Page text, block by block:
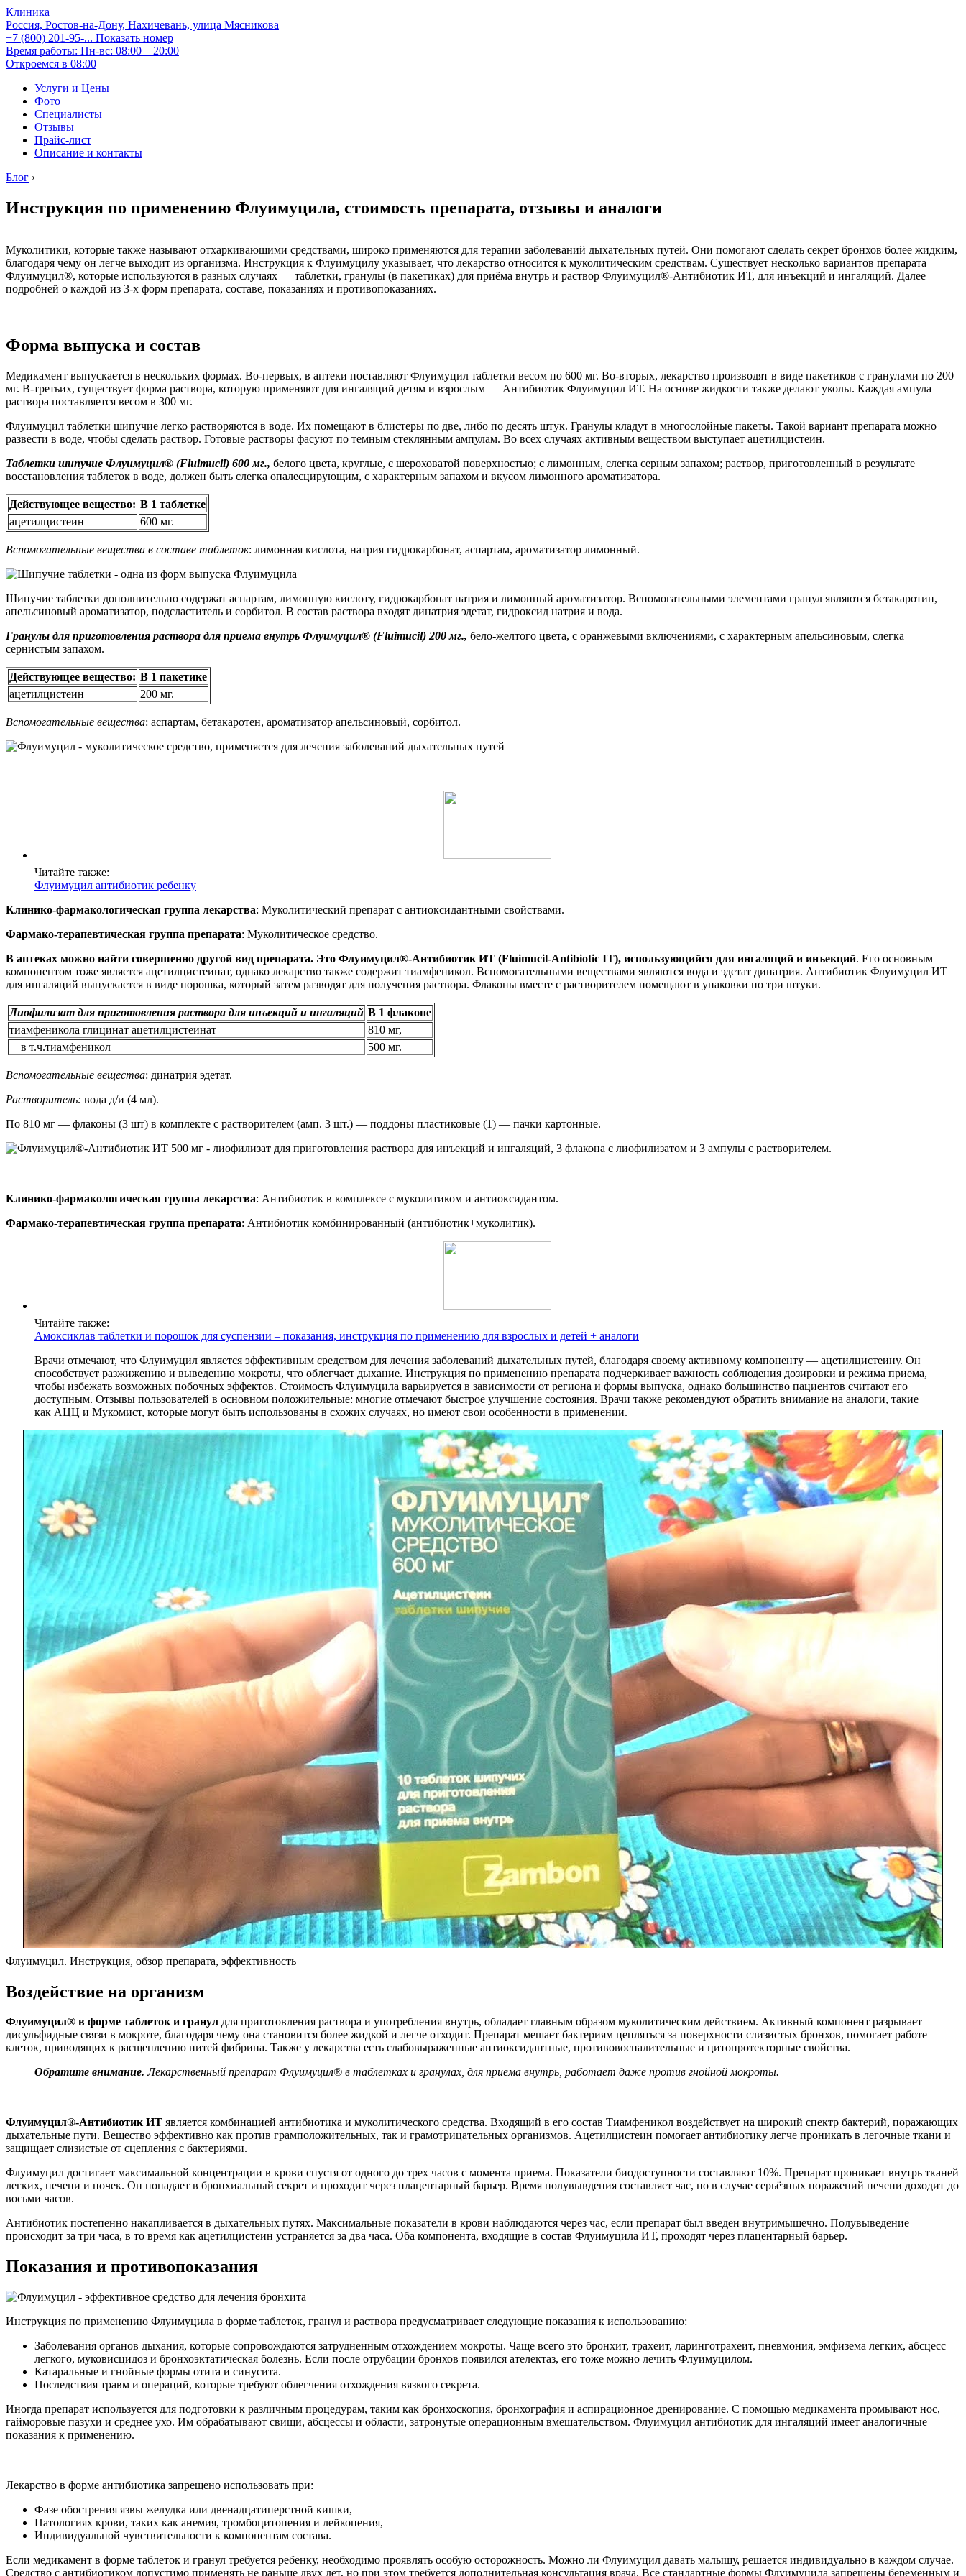
Клиника
Россия, Ростов-на-Дону, Нахичевань, улица Мясникова
+7 (800) 201-95-... Показать номер
Время работы: Пн-вс: 08:00—20:00
Откроемся в 08:00
Услуги и Цены
Фото
Специалисты
Отзывы
Прайс-лист
Описание и контакты
Блог ›
Инструкция по применению Флуимуцила, стоимость препарата, отзывы и аналоги
Муколитики, которые также называют отхаркивающими средствами, широко применяются для терапии заболеваний дыхательных путей. Они помогают сделать секрет бронхов более жидким,
благодаря чему он легче выходит из организма. Инструкция к Флуимуцилу указывает, что лекарство относится к муколитическим средствам. Существует несколько вариантов препарата
Флуимуцил®, которые используются в разных случаях — таблетки, гранулы (в пакетиках) для приёма внутрь и раствор Флуимуцил®-Антибиотик ИТ, для инъекций и ингаляций. Далее
подробней о каждой из 3-х форм препарата, составе, показаниях и противопоказаниях.
Форма выпуска и состав
Медикамент выпускается в нескольких формах. Во-первых, в аптеки поставляют Флуимуцил таблетки весом по 600 мг. Во-вторых, лекарство производят в виде пакетиков с гранулами по 200
мг. В-третьих, существует форма раствора, которую применяют для ингаляций детям и взрослым — Антибиотик Флуимуцил ИТ. На основе жидкости также делают уколы. Каждая ампула
раствора поставляется весом в 300 мг.
Флуимуцил таблетки шипучие легко растворяются в воде. Их помещают в блистеры по две, либо по десять штук. Гранулы кладут в многослойные пакеты. Такой вариант препарата можно
развести в воде, чтобы сделать раствор. Готовые растворы фасуют по темным стеклянным ампулам. Во всех случаях активным веществом выступает ацетилцистеин.
Таблетки шипучие Флуимуцил® (Fluimucil) 600 мг., белого цвета, круглые, с шероховатой поверхностью; с лимонным, слегка серным запахом; раствор, приготовленный в результате
восстановления таблеток в воде, должен быть слегка опалесцирующим, с характерным запахом и вкусом лимонного ароматизатора.
Действующее вещество: В 1 таблетке
ацетилцистеин
600 мг.
Вспомогательные вещества в составе таблеток: лимонная кислота, натрия гидрокарбонат, аспартам, ароматизатор лимонный.
Шипучие таблетки дополнительно содержат аспартам, лимонную кислоту, гидрокарбонат натрия и лимонный ароматизатор. Вспомогательными элементами гранул являются бетакаротин,
апельсиновый ароматизатор, подсластитель и сорбитол. В состав раствора входят динатрия эдетат, гидроксид натрия и вода.
Гранулы для приготовления раствора для приема внутрь Флуимуцил® (Fluimucil) 200 мг., бело-желтого цвета, с оранжевыми включениями, с характерным апельсиновым, слегка
сернистым запахом.
Действующее вещество: В 1 пакетике
ацетилцистеин
200 мг.
Вспомогательные вещества: аспартам, бетакаротен, ароматизатор апельсиновый, сорбитол.
Читайте также:
Флуимуцил антибиотик ребенку
Клинико-фармакологическая группа лекарства: Муколитический препарат с антиоксидантными свойствами.
Фармако-терапевтическая группа препарата: Муколитическое средство.
В аптеках можно найти совершенно другой вид препарата. Это Флуимуцил®-Антибиотик ИТ (Fluimucil-Antibiotic IT), использующийся для ингаляций и инъекций. Его основным
компонентом тоже является ацетилцистеинат, однако лекарство также содержит тиамфеникол. Вспомогательными веществами являются вода и эдетат динатрия. Антибиотик Флуимуцил ИТ
для ингаляций выпускается в виде порошка, который затем разводят для получения раствора. Флаконы вместе с растворителем помещают в упаковки по три штуки.
Лиофилизат для приготовления раствора для инъекций и ингаляций В 1 флаконе
тиамфеникола глицинат ацетилцистеинат
810 мг,
в т.ч.тиамфеникол
500 мг.
Вспомогательные вещества: динатрия эдетат.
Растворитель: вода д/и (4 мл).
По 810 мг — флаконы (3 шт) в комплекте с растворителем (амп. 3 шт.) — поддоны пластиковые (1) — пачки картонные.
Клинико-фармакологическая группа лекарства: Антибиотик в комплексе с муколитиком и антиоксидантом.
Фармако-терапевтическая группа препарата: Антибиотик комбинированный (антибиотик+муколитик).
Читайте также:
Амоксиклав таблетки и порошок для суспензии – показания, инструкция по применению для взрослых и детей + аналоги
Врачи отмечают, что Флуимуцил является эффективным средством для лечения заболеваний дыхательных путей, благодаря своему активному компоненту — ацетилцистеину. Он
способствует разжижению и выведению мокроты, что облегчает дыхание. Инструкция по применению препарата подчеркивает важность соблюдения дозировки и режима приема,
чтобы избежать возможных побочных эффектов. Стоимость Флуимуцила варьируется в зависимости от региона и формы выпуска, однако большинство пациентов считают его
доступным. Отзывы пользователей в основном положительные: многие отмечают быстрое улучшение состояния. Врачи также рекомендуют обратить внимание на аналоги, такие
как АЦЦ и Мукомист, которые могут быть использованы в схожих случаях, но имеют свои особенности в применении.
Флуимуцил. Инструкция, обзор препарата, эффективность
Воздействие на организм
Флуимуцил® в форме таблеток и гранул для приготовления раствора и употребления внутрь, обладает главным образом муколитическим действием. Активный компонент разрывает
дисульфидные связи в мокроте, благодаря чему она становится более жидкой и легче отходит. Препарат мешает бактериям цепляться за поверхности слизистых бронхов, помогает работе
клеток, приводящих к расщеплению нитей фибрина. Также у лекарства есть слабовыраженные антиоксидантные, противовоспалительные и цитопротекторные свойства.
Обратите внимание. Лекарственный препарат Флуимуцил® в таблетках и гранулах, для приема внутрь, работает даже против гнойной мокроты.
Флуимуцил®-Антибиотик ИТ является комбинацией антибиотика и муколитического средства. Входящий в его состав Тиамфеникол воздействует на широкий спектр бактерий, поражающих
дыхательные пути. Вещество эффективно как против грамположительных, так и грамотрицательных организмов. Ацетилцистеин помогает антибиотику легче проникать в легочные ткани и
защищает слизистые от сцепления с бактериями.
Флуимуцил достигает максимальной концентрации в крови спустя от одного до трех часов с момента приема. Показатели биодоступности составляют 10%. Препарат проникает внутрь тканей
легких, печени и почек. Он попадает в бронхиальный секрет и проходит через плацентарный барьер. Время полувывдения составляет час, но в случае серьёзных поражений печени доходит до
восьми часов.
Антибиотик постепенно накапливается в дыхательных путях. Максимальные показатели в крови наблюдаются через час, если препарат был введен внутримышечно. Полувыведение
происходит за три часа, в то время как ацетилцистеин устраняется за два часа. Оба компонента, входящие в состав Флуимуцила ИТ, проходят через плацентарный барьер.
Показания и противопоказания
Инструкция по применению Флуимуцила в форме таблеток, гранул и раствора предусматривает следующие показания к использованию:
Заболевания органов дыхания, которые сопровождаются затрудненным отхождением мокроты. Чаще всего это бронхит, трахеит, ларинготрахеит, пневмония, эмфизема легких, абсцесс
легкого, муковисцидоз и бронхоэктатическая болезнь. Если после отрубации бронхов появился ателектаз, его тоже можно лечить Флуимуцилом.
Катаральные и гнойные формы отита и синусита.
Последствия травм и операций, которые требуют облегчения отхождения вязкого секрета.
Иногда препарат используется для подготовки к различным процедурам, таким как бронхоскопия, бронхография и аспирационное дренирование. С помощью медикамента промывают нос,
гайморовые пазухи и среднее ухо. Им обрабатывают свищи, абсцессы и области, затронутые операционным вмешательством. Флуимуцил антибиотик для ингаляций имеет аналогичные
показания к применению.
Лекарство в форме антибиотика запрещено использовать при:
Фазе обострения язвы желудка или двенадцатиперстной кишки,
Патологиях крови, таких как анемия, тромбоцитопения и лейкопения,
Индивидуальной чувствительности к компонентам состава.
Если медикамент в форме таблеток и гранул требуется ребенку, необходимо проявлять особую осторожность. Можно ли Флуимуцил давать малышу, решается индивидуально в каждом случае.
Средство с антибиотиком допустимо применять не раньше двух лет, но при этом требуется дополнительная консультация врача. Все стандартные формы Флуимуцила запрещены беременным и